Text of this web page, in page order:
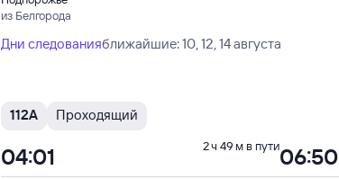
из Белгорода
Дни следованияближайшие: 10, 12, 14 августа
112А Проходящий
04:01 06:50
2 ч 49 м в пути